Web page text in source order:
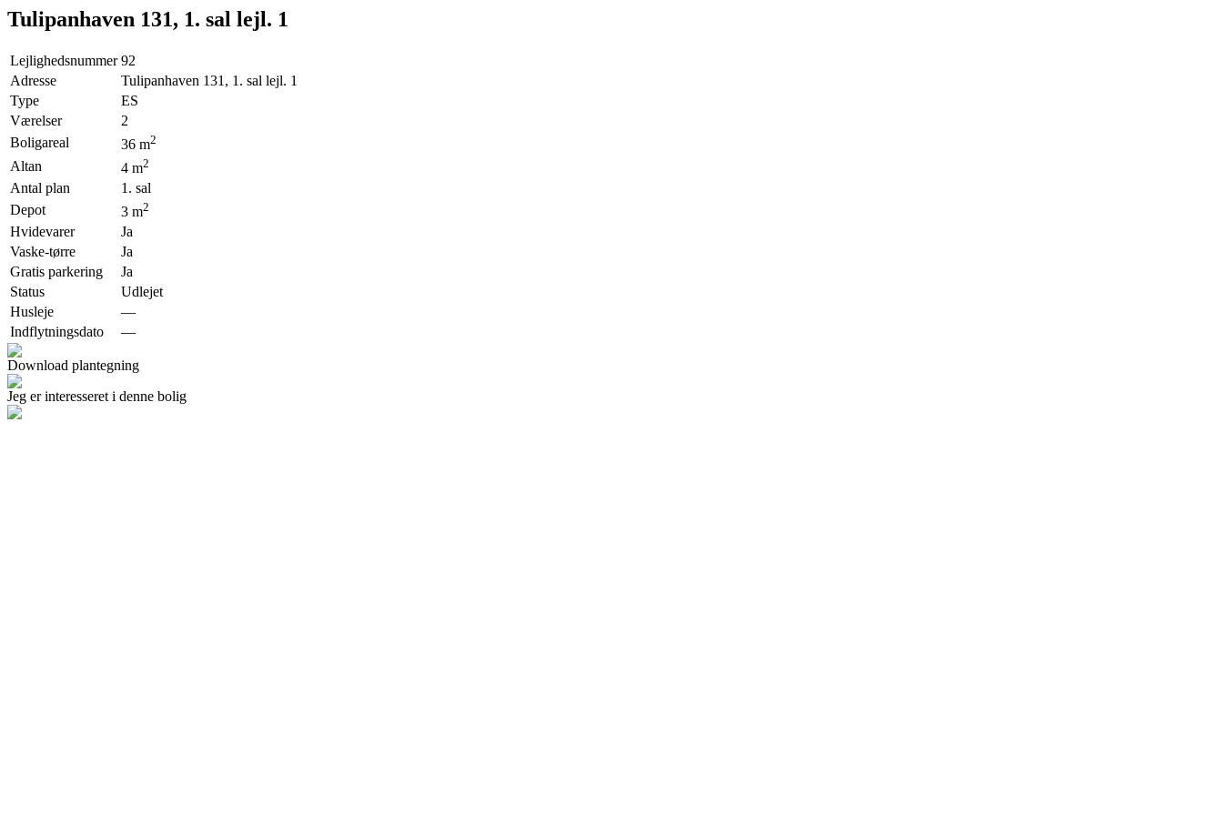
Tulipanhaven 131, 1. sal lejl. 1
Lejlighedsnummer 92
Adresse
Tulipanhaven 131, 1. sal lejl. 1
Type
ES
Værelser
2
Boligareal
36 m2
Altan 4 m2
Antal plan
1. sal
Depot
3 m2
Hvidevarer
Ja
Vaske-tørre
Ja
Gratis parkering
Ja
Status
Udlejet
Husleje
—
Indflytningsdato
—
Download plantegning
Jeg er interesseret i denne bolig